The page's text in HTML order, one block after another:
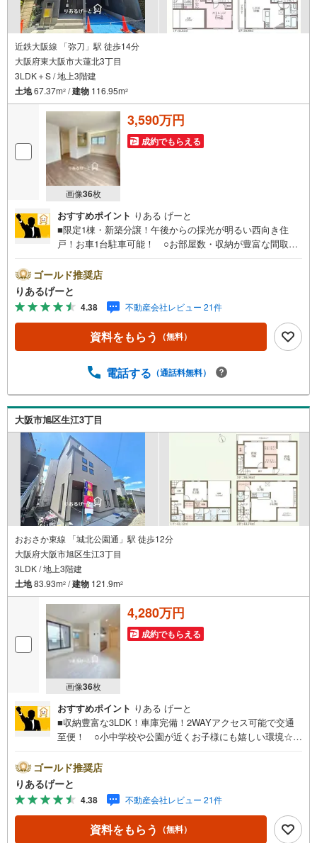
近鉄大阪線 「弥刀」駅 徒歩14分
大阪府東大阪市大蓮北3丁目
3LDK＋S / 地上3階建
土地67.37m2 /建物 116.95m2
画像36枚
3,590万円
成約でもらえる
おすすめポイント りある げーと
■限定1棟・新築分譲！午後からの採光が明るい西向き住
戸！お車1台駐車可能！ ○お部屋数・収納が豊富な間取り
静な住宅街。毎日のお散歩にも嬉しい！■物件検討中のお客
さま！ちょっと見学してみたいだけなどでも内覧可能で
す！売主さまの都合等で見学ができない場合がございま
す。お気軽に「りあるげーと」までお問合わせ下さい！■
「りあるげーと」が選ばれるポイント！■年中休まず営業
中！いつでも対応致します！・営業時間:9:00～21:00上記
可能です！■各種相談、承ります！■【無料送迎】「小さな
取りづらい」などご相談ください！営業スタッフがご自宅
に伺って送迎致します！【リフォーム相談】資格を持った
専門スタッフがお悩みに合わせてお話をうかがい、お客さ
まにぴったりの提案を行います！■その他:物件相談、住宅
ローン相談、ご質問、気になること、何でもお気軽にご相
談ください！
ゴールド推奨店
りあるげーと
4.38 不動産会社レビュー 21件
資料をもらう （無料）
電話する （通話料無料）
大阪市旭区生江3丁目
おおさか東線 「城北公園通」駅 徒歩12分
大阪府大阪市旭区生江3丁目
3LDK / 地上3階建
土地83.93m2 /建物 121.9m2
画像36枚
4,280万円
成約でもらえる
おすすめポイント りある げーと
■収納豊富な3LDK！車庫完備！2WAYアクセス可能で交通
至便！ ○小中学校や公園が近くお子様にも嬉しい環境☆
備！タンス不要でお部屋広々☆■物件検討中のお客さま！ち
ょっと見学してみたいだけなどでも内覧可能です！売主さ
まの都合等で見学ができない場合がございます。お気軽に
「りあるげーと」までお問合わせ下さい！■「りあるげー
と」が選ばれるポイント！■年中休まず営業中！いつでも対
応致します！・営業時間:9:00～21:00上記の時間帯は、お
ゴールド推奨店
りあるげーと
4.38 不動産会社レビュー 21件
資料をもらう （無料）